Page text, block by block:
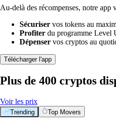
Au-delà des récompenses, notre app
Sécuriser vos tokens au
Profiter du programme Level
Dépenser vos cryptos au
Télécharger l'app
Plus de 400 cryptos
Voir les prix
Trending Top Movers